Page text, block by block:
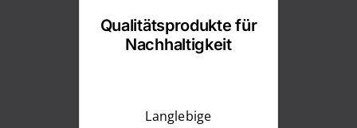
Qualitätsprodukte für
Nachhaltigkeit
Langlebige